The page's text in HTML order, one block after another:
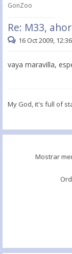
GonZoo
Re: M33,
16 Oct 2009, 12:36
vaya maravilla,
My God, it's full of
Mostrar